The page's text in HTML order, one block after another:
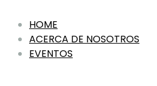
HOME
ACERCA DE NOSOTROS
EVENTOS